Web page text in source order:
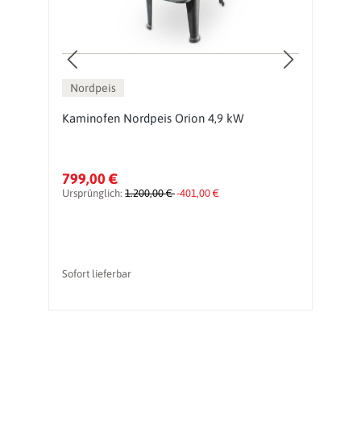
Nordpeis
Kaminofen Nordpeis Orion 4,9 kW
799,00 €
Ursprünglich: 1.200,00 €-401,00 €
Sofort lieferbar